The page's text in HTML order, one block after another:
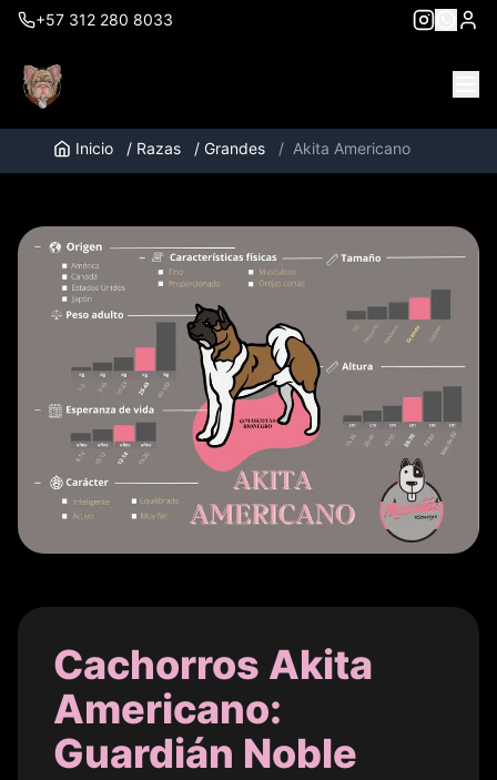
+57 312 280 8033
Inicio / Razas / Grandes / Akita Americano
Cachorros Akita
Americano:
Guardián Noble